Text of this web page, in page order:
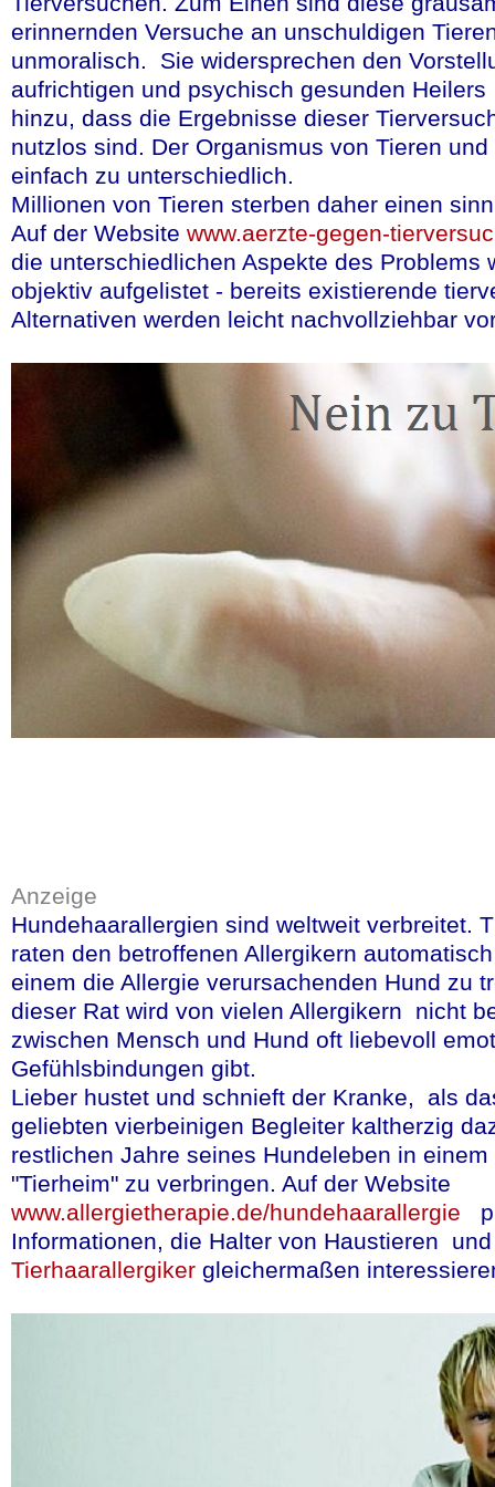
Presseerklärung
Förderung von
Bayer weiht in
Labor für rein
dessen Hilfe
werden können.
Bayer Consumer
hochmodernen
Bereich der
anderem auch an
Die Investition ist
unterstreicht das
Darmstadt.
Pharma
Kritik an
Pharma Deutschland
vergangenen
Homöopathie aus
Der Verband vertritt
und
gefährdet aus
integrativen Medizin.
(in
erinnernden Versuche an unschuldigen
unmoralisch. Sie widersprechen den
aufrichtigen und psychisch gesunden
hinzu, dass die Ergebnisse dieser
nutzlos sind. Der Organismus von Tieren
einfach zu unterschiedlich.
Millionen von Tieren sterben daher einen
Auf der Website www.aerzte-gegen-
die unterschiedlichen Aspekte des Problems
objektiv aufgelistet - bereits existierende
Alternativen werden leicht nachvollziehbar
Anzeige
Hundehaarallergien sind weltweit verbreitet.
raten den betroffenen Allergikern
einem die Allergie verursachenden Hund zu
dieser Rat wird von vielen Allergikern nicht
zwischen Mensch und Hund oft liebevoll
Gefühlsbindungen gibt.
Lieber hustet und schnieft der Kranke, als
geliebten vierbeinigen Begleiter kaltherzig
restlichen Jahre seines Hundeleben in
"Tierheim" zu verbringen. Auf der Website
www.allergietherapie.de/hundehaarallergie
Informationen, die Halter von Haustieren und
Tierhaarallergiker gleichermaßen